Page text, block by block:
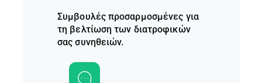
Συμβουλές προσαρμοσμένες για
τη βελτίωση των διατροφικών
σας συνηθειών.